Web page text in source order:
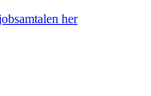
her